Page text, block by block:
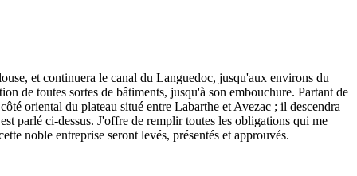
et continuera le canal du Languedoc, jusqu'aux environs du
de toutes sortes de bâtiments, jusqu'à son embouchure. Partant de
oriental du plateau situé entre Labarthe et Avezac ; il descendra
parlé ci-dessus. J'offre de remplir toutes les obligations qui me
noble entreprise seront levés, présentés et approuvés.